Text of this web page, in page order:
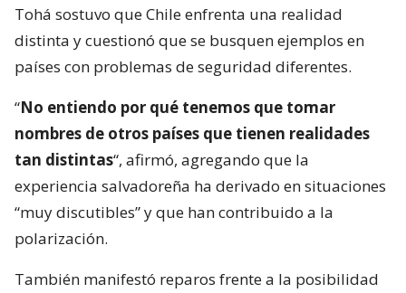
Tohá sostuvo que Chile enfrenta una realidad
distinta y cuestionó que se busquen ejemplos en
países con problemas de seguridad diferentes.
“No entiendo por qué tenemos que tomar
nombres de otros países que tienen realidades
tan distintas“, afirmó, agregando que la
experiencia salvadoreña ha derivado en situaciones
“muy discutibles” y que han contribuido a la
polarización.
También manifestó reparos frente a la posibilidad